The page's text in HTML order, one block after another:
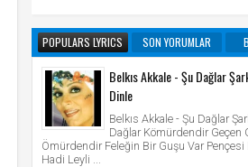
POPULARS LYRICS SON YORUMLAR
Belkıs Akkale - Şu Dağlar
Dinle
Belkıs Akkale - Şu Dağlar
Dağlar Kömürdendir Geçen
Ömürdendir Feleğin Bir Guşu Var
Hadi Leyli ...